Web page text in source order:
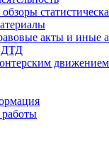
акты и иные
ДТД
движением